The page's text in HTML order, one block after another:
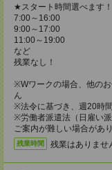
★スタート時間選べます！
7:00～16:00
9:00～17:00
11:00～19:00
など
残業なし！
※Wワークの場合、他の
ん
※法令に基づき、週20時
※労働者派遣法（日雇い
ご案内が難しい場合があ
残業時間 残業はありませ